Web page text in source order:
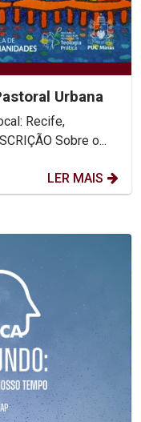
Urbana
Pernambuco – Brasil REALIZAR INSCRIÇÃO Sobre o...
LER MAIS